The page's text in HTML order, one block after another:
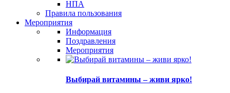
НПА
Правила пользования
Мероприятия
Информация
Поздравления
Мероприятия
Выбирай витамины – живи ярко!